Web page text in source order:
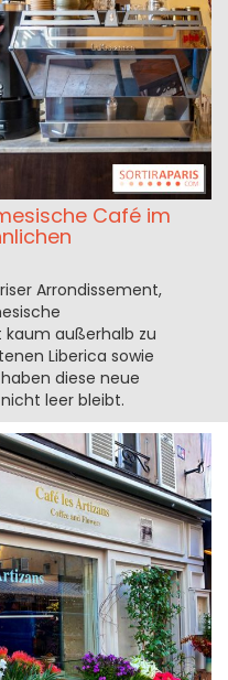
Café im
Arrondissement,
kaum außerhalb zu
Liberica sowie
diese neue
leer bleibt.